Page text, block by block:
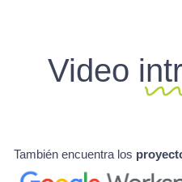
Video
También encuentra los